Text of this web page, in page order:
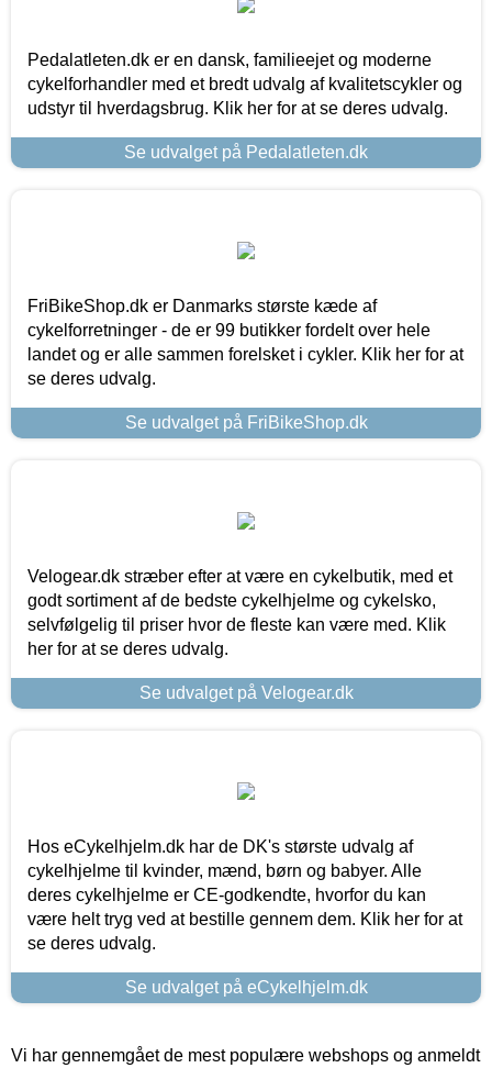
Pedalatleten.dk er en dansk, familieejet og moderne
cykelforhandler med et bredt udvalg af kvalitetscykler og
udstyr til hverdagsbrug. Klik her for at se deres udvalg.
Se udvalget på Pedalatleten.dk
FriBikeShop.dk er Danmarks største kæde af
cykelforretninger - de er 99 butikker fordelt over hele
landet og er alle sammen forelsket i cykler. Klik her for at
se deres udvalg.
Se udvalget på FriBikeShop.dk
Velogear.dk stræber efter at være en cykelbutik, med et
godt sortiment af de bedste cykelhjelme og cykelsko,
selvfølgelig til priser hvor de fleste kan være med. Klik
her for at se deres udvalg.
Se udvalget på Velogear.dk
Hos eCykelhjelm.dk har de DK's største udvalg af
cykelhjelme til kvinder, mænd, børn og babyer. Alle
deres cykelhjelme er CE-godkendte, hvorfor du kan
være helt tryg ved at bestille gennem dem. Klik her for at
se deres udvalg.
Se udvalget på eCykelhjelm.dk
Vi har gennemgået de mest populære webshops og anmeldt